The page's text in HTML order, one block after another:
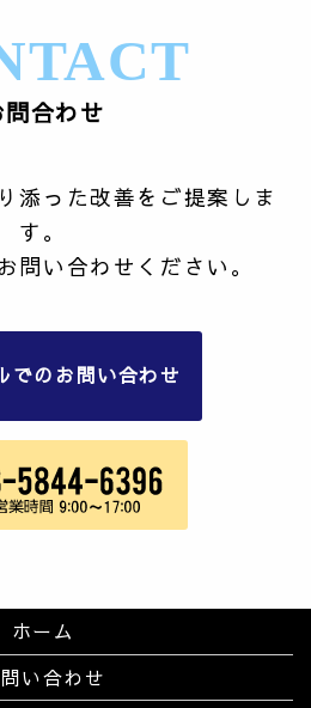
問合わせ
添った改善をご提案しま
す。
問い合わせください。
でのお問い合わせ
ホーム
い合わせ